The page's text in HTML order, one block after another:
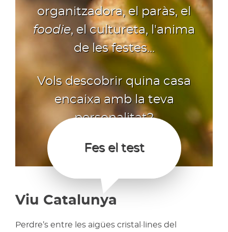
organitzadora, el paràs, el
foodie, el cultureta, l'anima
de les festes...
Vols descobrir quina casa
encaixa amb la teva
personalitat?
Fes el test
Viu Catalunya
Perdre’s entre les aigües cristal·lines del